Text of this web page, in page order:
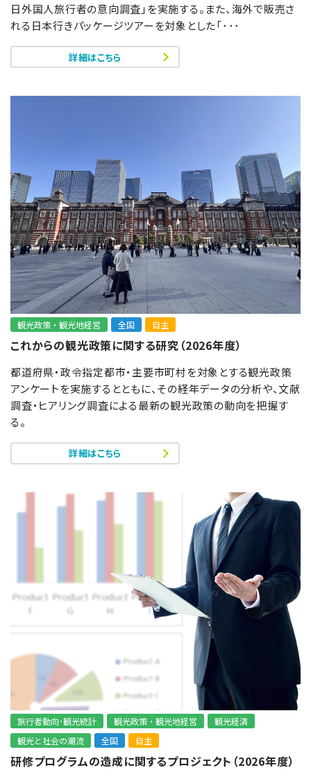
日外国人旅行者の意向調査」を実施する。また、海外で販売さ
れる日本行きパッケージツアーを対象とした「･･･
詳細はこちら
観光政策・観光地経営 全国 自主
これからの観光政策に関する研究（2026年度）
都道府県・政令指定都市・主要市町村を対象とする観光政策
アンケートを実施するとともに、その経年データの分析や、文献
調査・ヒアリング調査による最新の観光政策の動向を把握す
る。
詳細はこちら
旅行者動向･観光統計 観光政策・観光地経営
観光経済
観光と社会の潮流
全国 自主
研修プログラムの造成に関するプロジェクト（2026年度）